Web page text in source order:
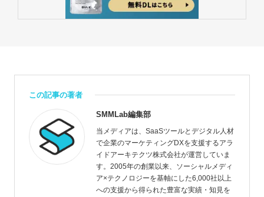
この記事の著者
SMMLab編集部
当メディアは、SaaSツールとデジタル人材
で企業のマーケティングDXを支援するアラ
イドアーキテクツ株式会社が運営していま
す。2005年の創業以来、ソーシャルメディ
ア×テクノロジーを基軸にした6,000社以上
への支援から得られた豊富な実績・知見を